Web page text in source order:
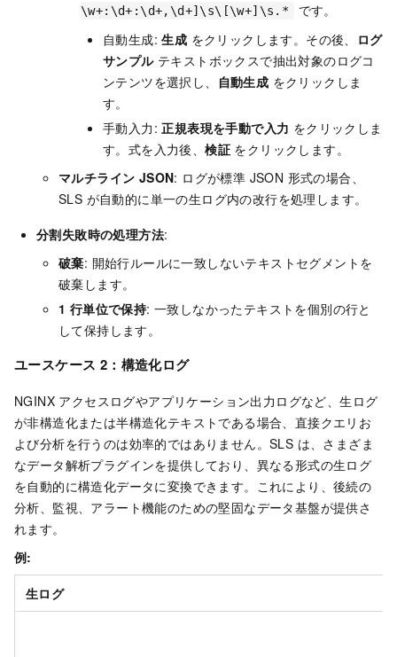
\w+:\d+:\d+,\d+]\s\[\w+]\s.*
です。
自動生成:生成 をクリックします。その後、
ログ
サンプルテキストボックスで抽出対象のログコ
ンテンツを選択し、
自動生成 をクリックしま
す。
手動入力:正規表現を手動で入力 をクリックしま
す。式を入力後、検証 をクリックします。
マルチライン JSON: ログが標準 JSON 形式の場合、
SLS が自動的に単一の生ログ内の改行を処理します。
分割失敗時の処理方法:
破棄: 開始行ルールに一致しないテキストセグメントを
破棄します。
1 行単位で保持: 一致しなかったテキストを個別の行と
して保持します。
ユースケース 2：構造化ログ
NGINX アクセスログやアプリケーション出力ログなど、生ログ
が非構造化または半構造化テキストである場合、直接クエリお
よび分析を行うのは効率的ではありません。SLS は、さまざま
なデータ解析プラグインを提供しており、異なる形式の生ログ
を自動的に構造化データに変換できます。これにより、後続の
分析、監視、アラート機能のための堅固なデータ基盤が提供さ
れます。
例:
生ログ